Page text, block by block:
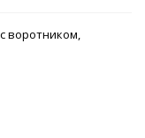
воротником,